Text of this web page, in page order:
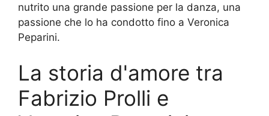
nutrito una grande passione per la danza, una
passione che lo ha condotto fino a Veronica
Peparini.
La storia d'amore tra
Fabrizio Prolli e